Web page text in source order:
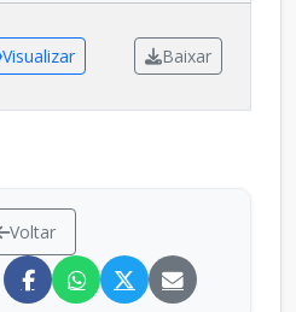
Visualizar Baixar
Voltar